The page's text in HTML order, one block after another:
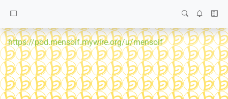
https://pod.mensoif.mywire.org/u/mensoif